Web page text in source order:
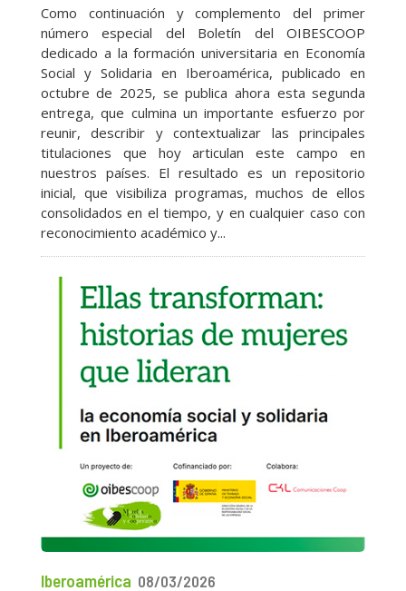
Como continuación y complemento del primer
número especial del Boletín del OIBESCOOP
dedicado a la formación universitaria en Economía
Social y Solidaria en Iberoamérica, publicado en
octubre de 2025, se publica ahora esta segunda
entrega, que culmina un importante esfuerzo por
reunir, describir y contextualizar las principales
titulaciones que hoy articulan este campo en
nuestros países. El resultado es un repositorio
inicial, que visibiliza programas, muchos de ellos
consolidados en el tiempo, y en cualquier caso con
reconocimiento académico y...
Iberoamérica 08/03/2026